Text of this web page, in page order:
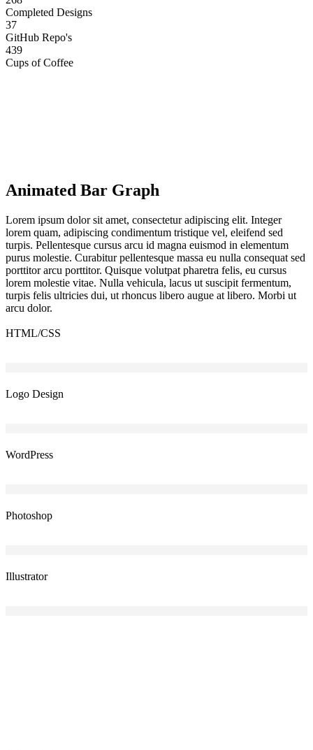
Completed Designs
37
GitHub Repo's
439
Cups of Coffee
Animated Bar Graph
Lorem ipsum dolor sit amet, consectetur adipiscing elit. Integer
lorem quam, adipiscing condimentum tristique vel, eleifend sed
turpis. Pellentesque cursus arcu id magna euismod in elementum
purus molestie. Curabitur pellentesque massa eu nulla consequat sed
porttitor arcu porttitor. Quisque volutpat pharetra felis, eu cursus
lorem molestie vitae. Nulla vehicula, lacus ut suscipit fermentum,
turpis felis ultricies dui, ut rhoncus libero augue at libero. Morbi ut
arcu dolor.
HTML/CSS
Logo Design
WordPress
Photoshop
Illustrator